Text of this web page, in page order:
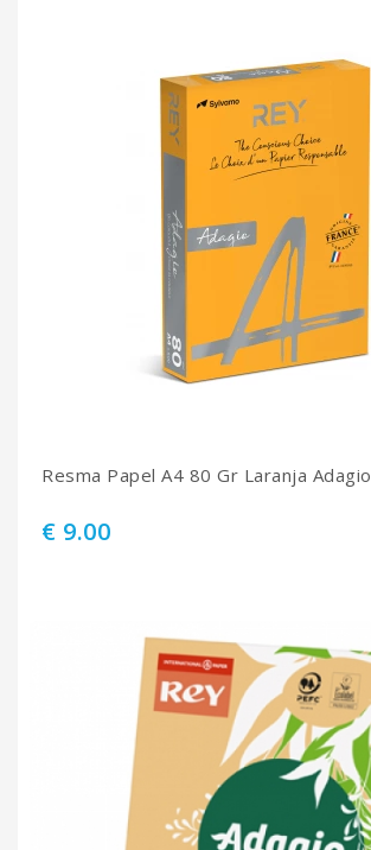
Resma Papel A4 80 Gr Laranja Adagio
€ 9.00